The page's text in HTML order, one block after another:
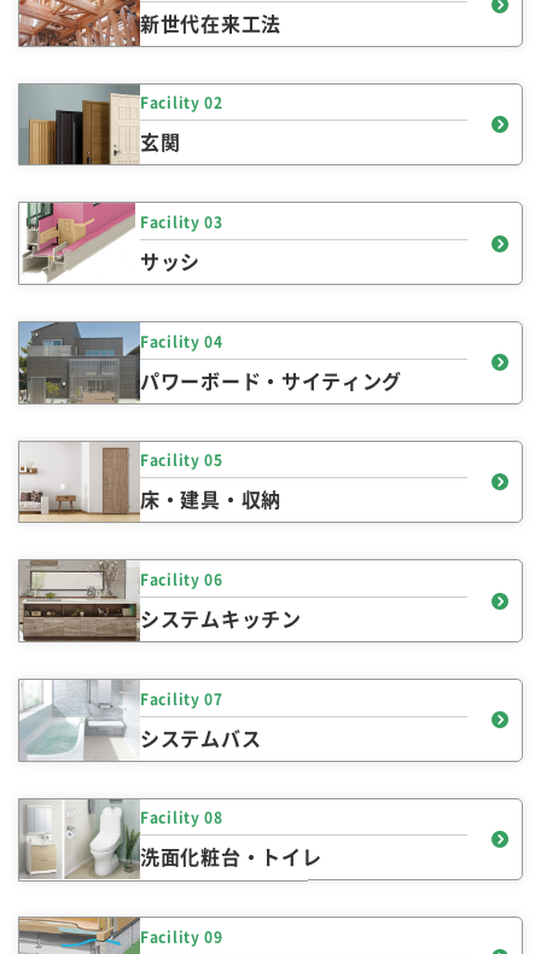
新世代在来工法
Facility 02
玄関
Facility 03
サッシ
Facility 04
パワーボード・サイティング
Facility 05
床・建具・収納
Facility 06
システムキッチン
Facility 07
システムバス
Facility 08
洗面化粧台・トイレ
Facility 09